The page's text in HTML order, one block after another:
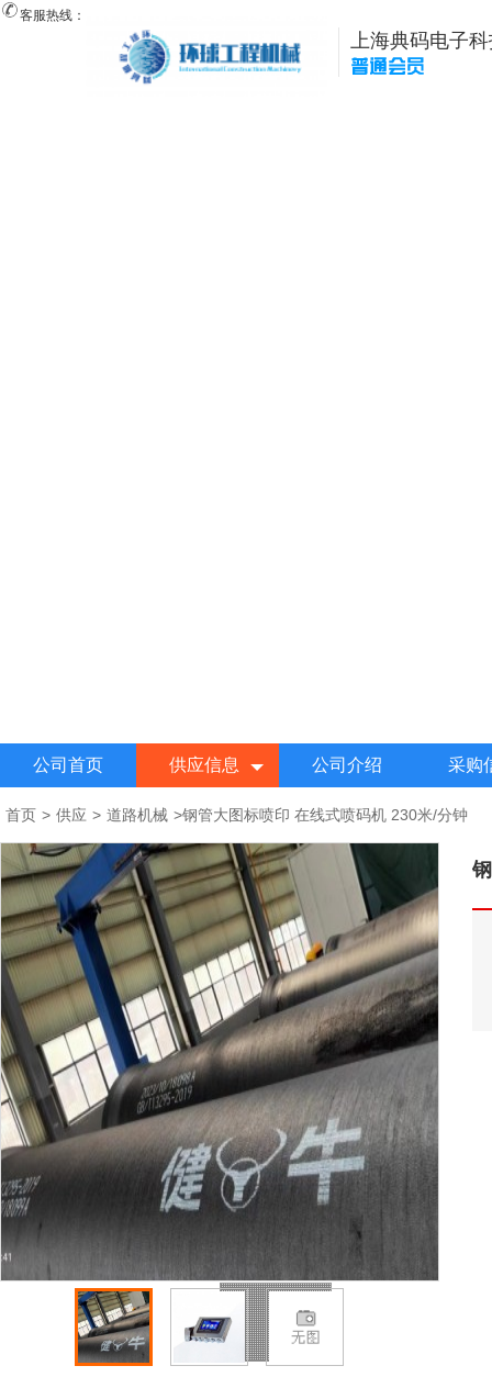
客服热线：
上海典码电子
公司首页 供应信息 公司介绍 采购
首页 > 供应 > 道路机械 >钢管大图标喷印 在线式喷码机 230米/分钟